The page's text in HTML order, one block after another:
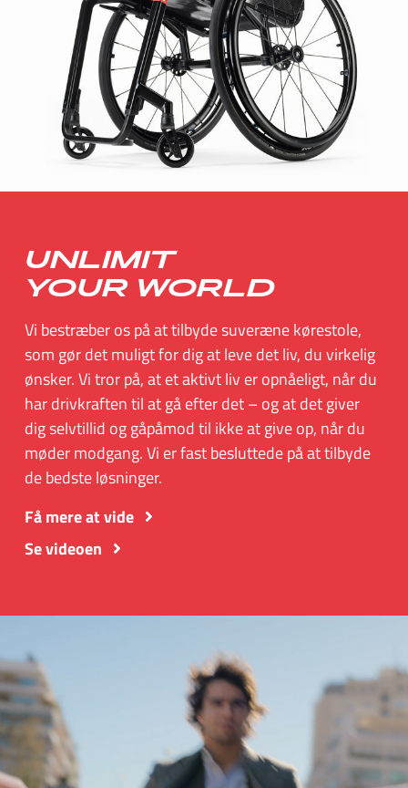
UNLIMIT
YOUR WORLD
Vi bestræber os på at tilbyde suveræne kørestole,
som gør det muligt for dig at leve det liv, du virkelig
ønsker. Vi tror på, at et aktivt liv er opnåeligt, når du
har drivkraften til at gå efter det – og at det giver
dig selvtillid og gåpåmod til ikke at give op, når du
møder modgang. Vi er fast besluttede på at tilbyde
de bedste løsninger.
Få mere at vide
Se videoen
SUISSE
SVIZZERA
SWEDEN
UNITED KINGDOM